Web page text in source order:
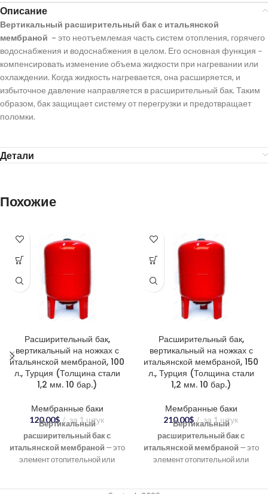
Описание
Вертикальный расширительный бак с итальянской
мембраной – это неотъемлемая часть систем отопления, горячего
водоснабжения и водоснабжения в целом. Его основная функция –
компенсировать изменение объема жидкости при нагревании или
охлаждении. Когда жидкость нагревается, она расширяется, и
избыточное давление направляется в расширительный бак. Таким
образом, бак защищает систему от перегрузки и предотвращает
поломки.
Детали
Похожие
Расширительный бак,
вертикальный на ножках с
итальянской мембраной, 100
л., Турция (Толщина стали
1,2 мм. 10 бар.)
Мембранные баки
120.00$ за 1 штук
Вертикальный
расширительный бак с
итальянской мембраной — это
элемент отопительной или
Расширительный бак,
вертикальный на ножках с
итальянской мембраной, 150
л., Турция (Толщина стали
1,2 мм. 10 бар.)
Мембранные баки
210.00$ за 1 штук
Вертикальный
расширительный бак с
итальянской мембраной — это
элемент отопительной или